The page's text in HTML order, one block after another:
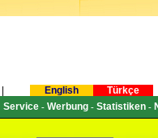
English Türkçe
Service- Werbung- Statistiken-